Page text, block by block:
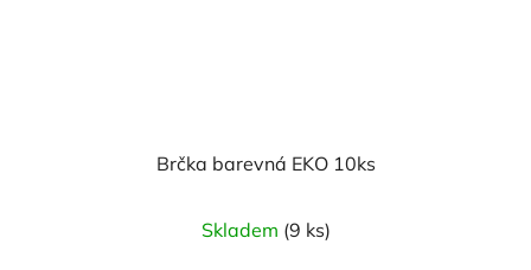
Brčka barevná EKO 10ks
Skladem (9 ks)